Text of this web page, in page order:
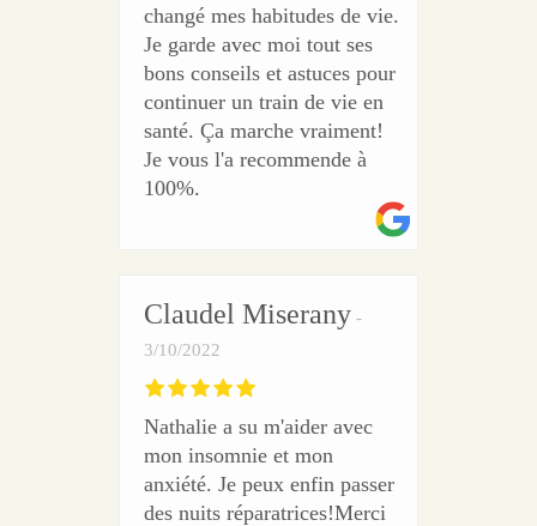
changé mes habitudes de vie.
Je garde avec moi tout ses
bons conseils et astuces pour
continuer un train de vie en
santé. Ça marche vraiment!
Je vous l'a recommende à
100%.
Claudel Miserany
3/10/2022
Nathalie a su m'aider avec
mon insomnie et mon
anxiété. Je peux enfin passer
des nuits réparatrices!Merci